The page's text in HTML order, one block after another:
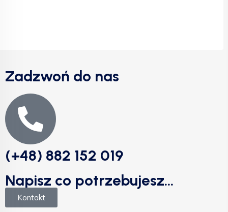
Zadzwoń do nas
(+48) 882 152 019
Napisz co potrzebujesz...
Kontakt